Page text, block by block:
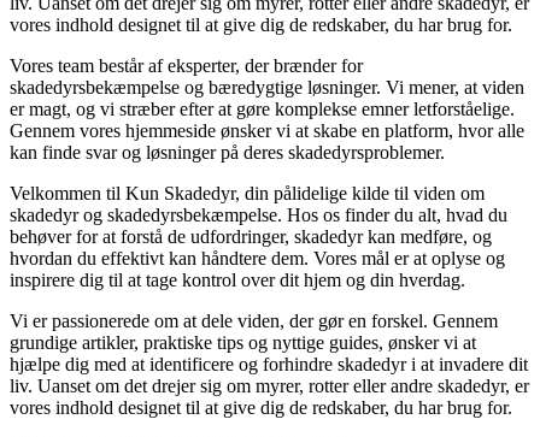
vores indhold designet til at give dig de redskaber, du har brug for.
Vores team består af eksperter, der brænder for
skadedyrsbekæmpelse og bæredygtige løsninger. Vi mener, at viden
er magt, og vi stræber efter at gøre komplekse emner letforståelige.
Gennem vores hjemmeside ønsker vi at skabe en platform, hvor alle
kan finde svar og løsninger på deres skadedyrsproblemer.
Velkommen til Kun Skadedyr, din pålidelige kilde til viden om
skadedyr og skadedyrsbekæmpelse. Hos os finder du alt, hvad du
behøver for at forstå de udfordringer, skadedyr kan medføre, og
hvordan du effektivt kan håndtere dem. Vores mål er at oplyse og
inspirere dig til at tage kontrol over dit hjem og din hverdag.
Vi er passionerede om at dele viden, der gør en forskel. Gennem
grundige artikler, praktiske tips og nyttige guides, ønsker vi at
hjælpe dig med at identificere og forhindre skadedyr i at invadere dit
liv. Uanset om det drejer sig om myrer, rotter eller andre skadedyr, er
vores indhold designet til at give dig de redskaber, du har brug for.